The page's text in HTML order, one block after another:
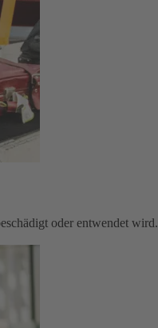
oder entwendet wird.